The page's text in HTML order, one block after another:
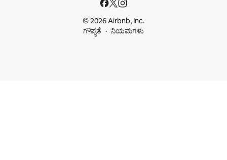
© 2026 Airbnb, Inc.
ಗೌಪ್ಯತೆ
ನಿಯಮಗಳು